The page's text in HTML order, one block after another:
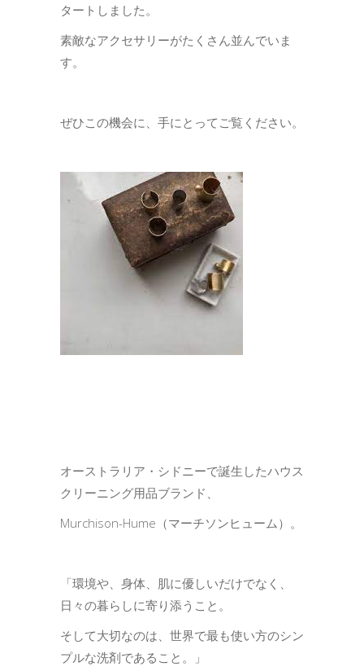
タートしました。
素敵なアクセサリーがたくさん並んでいま
す。
ぜひこの機会に、手にとってご覧ください。
オーストラリア・シドニーで誕生したハウス
クリーニング用品ブランド、
Murchison-Hume（マーチソンヒューム）。
「環境や、身体、肌に優しいだけでなく、
日々の暮らしに寄り添うこと。
そして大切なのは、世界で最も使い方のシン
プルな洗剤であること。」